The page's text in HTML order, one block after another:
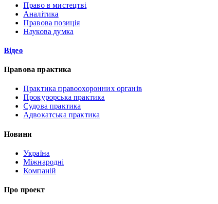
Право в мистецтві
Аналітика
Правова позиція
Наукова думка
Відео
Правова практика
Практика правоохоронних органів
Прокурорська практика
Судова практика
Адвокатська практика
Новини
Україна
Міжнародні
Компаній
Про проект